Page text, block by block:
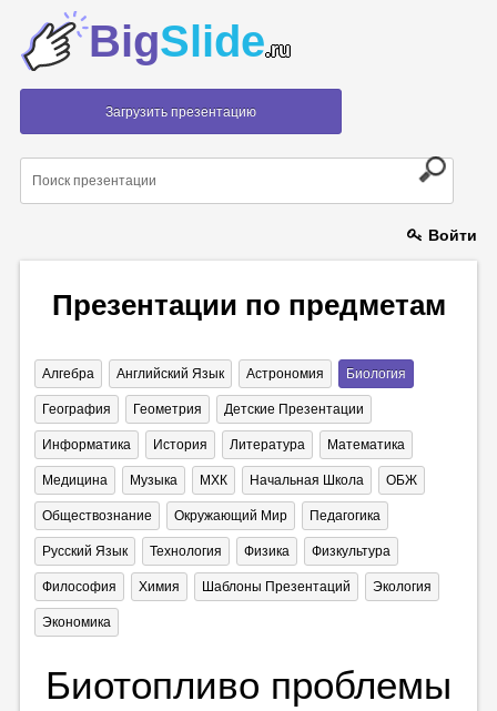
BigSlide.ru
Загрузить презентацию
Войти
Презентации по предметам
Алгебра Английский Язык Астрономия Биология
География Геометрия Детские Презентации
Информатика История Литература Математика
Медицина Музыка МХК Начальная Школа ОБЖ
Обществознание Окружающий Мир Педагогика
Русский Язык Технология Физика Физкультура
Философия Химия Шаблоны Презентаций Экология
Экономика
Биотопливо проблемы